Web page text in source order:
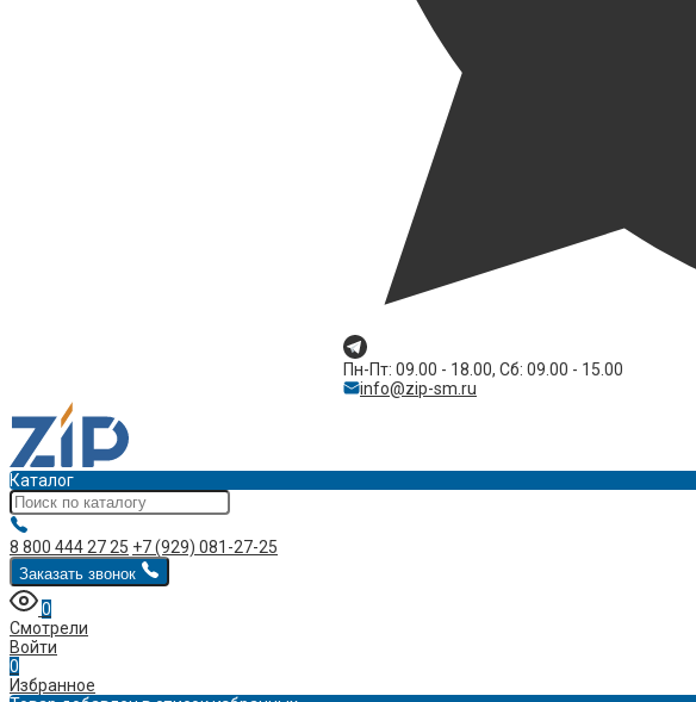
Пн-Пт: 09.00 - 18.00, Сб: 09.00 - 15.00
info@zip-sm.ru
Каталог
8 800 444 27 25 +7 (929) 081-27-25
Заказать звонок
0
Смотрели
Войти
0
Избранное